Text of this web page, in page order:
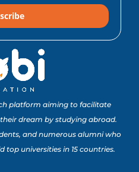
platform aiming to facilitate
dream by studying abroad.
and numerous alumni who
top universities in 15 countries.